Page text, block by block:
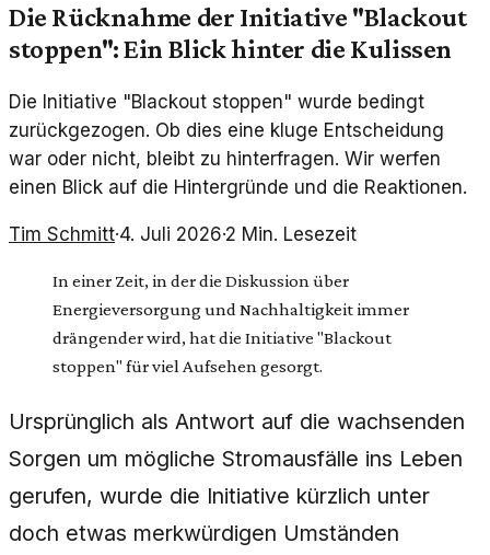
Die Rücknahme der Initiative "Blackout
stoppen": Ein Blick hinter die Kulissen
Die Initiative "Blackout stoppen" wurde bedingt
zurückgezogen. Ob dies eine kluge Entscheidung
war oder nicht, bleibt zu hinterfragen. Wir werfen
einen Blick auf die Hintergründe und die Reaktionen.
Tim Schmitt·4. Juli 2026·2 Min. Lesezeit
In einer Zeit, in der die Diskussion über
Energieversorgung und Nachhaltigkeit immer
drängender wird, hat die Initiative "Blackout
stoppen" für viel Aufsehen gesorgt.
Ursprünglich als Antwort auf die wachsenden
Sorgen um mögliche Stromausfälle ins Leben
gerufen, wurde die Initiative kürzlich unter
doch etwas merkwürdigen Umständen